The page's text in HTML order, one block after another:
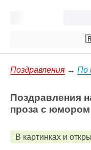
Поздравления → По
Поздравления
проза с юмором
В картинках и